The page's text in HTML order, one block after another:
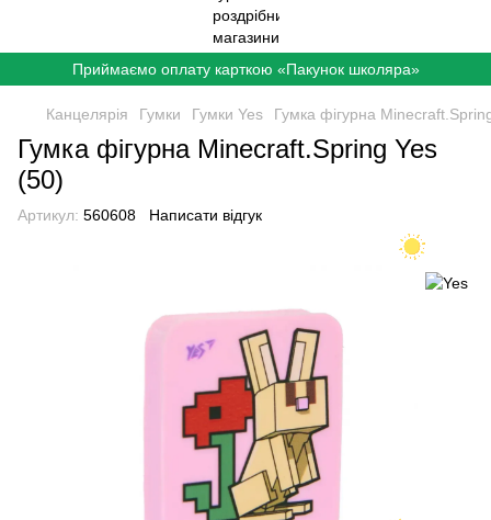
Приймаємо оплату карткою «Пакунок школяра»
Канцелярія Гумки Гумки Yes Гумка фігурна
Гумка фігурна Minecraft.Spring Yes
(50)
Артикул: 560608 Написати відгук